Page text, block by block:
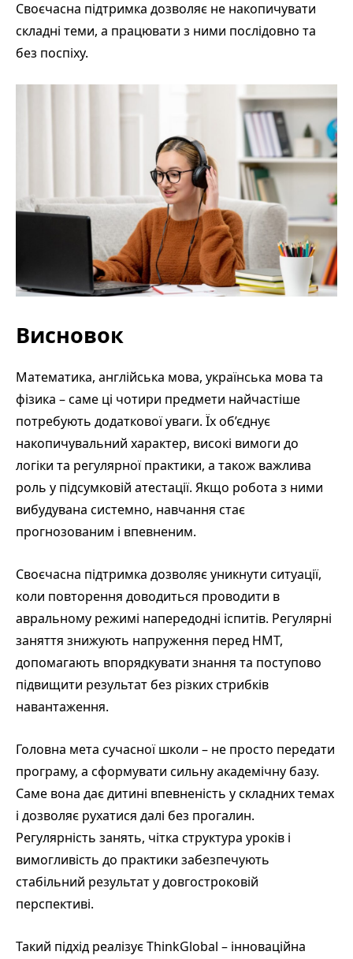
Своєчасна підтримка дозволяє не накопичувати
складні теми, а працювати з ними послідовно та
без поспіху.
Висновок
Математика, англійська мова, українська мова та
фізика – саме ці чотири предмети найчастіше
потребують додаткової уваги. Їх об’єднує
накопичувальний характер, високі вимоги до
логіки та регулярної практики, а також важлива
роль у підсумковій атестації. Якщо робота з ними
вибудувана системно, навчання стає
прогнозованим і впевненим.
Своєчасна підтримка дозволяє уникнути ситуації,
коли повторення доводиться проводити в
авральному режимі напередодні іспитів. Регулярні
заняття знижують напруження перед НМТ,
допомагають впорядкувати знання та поступово
підвищити результат без різких стрибків
навантаження.
Головна мета сучасної школи – не просто передати
програму, а сформувати сильну академічну базу.
Саме вона дає дитині впевненість у складних темах
і дозволяє рухатися далі без прогалин.
Регулярність занять, чітка структура уроків і
вимогливість до практики забезпечують
стабільний результат у довгостроковій
перспективі.
Такий підхід реалізує ThinkGlobal – інноваційна